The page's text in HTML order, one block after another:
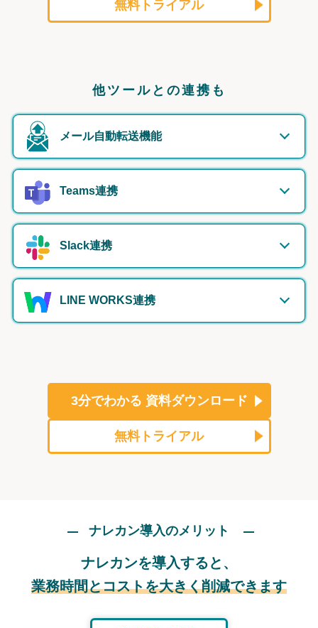
無料トライアル
他ツールとの連携も
メール自動転送機能
Teams連携
Slack連携
LINE WORKS連携
3分でわかる 資料ダウンロード
無料トライアル
ナレカン導入のメリット
ナレカンを導入すると、
業務時間とコストを大きく削減できます